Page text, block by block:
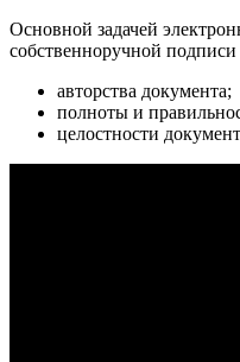
Основной задачей
собственноручной подписи
авторства документа;
полноты и
целостности